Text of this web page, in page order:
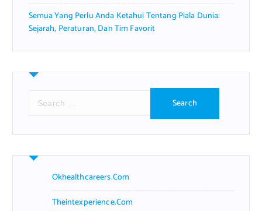
Semua Yang Perlu Anda Ketahui Tentang Piala Dunia:
Sejarah, Peraturan, Dan Tim Favorit
r
h
Okhealthcareers.com
Theintexperience.com